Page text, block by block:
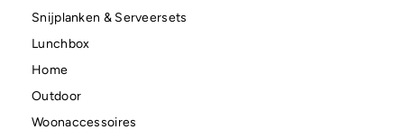
Snijplanken & Serveersets
Lunchbox
Home
Outdoor
Woonaccessoires